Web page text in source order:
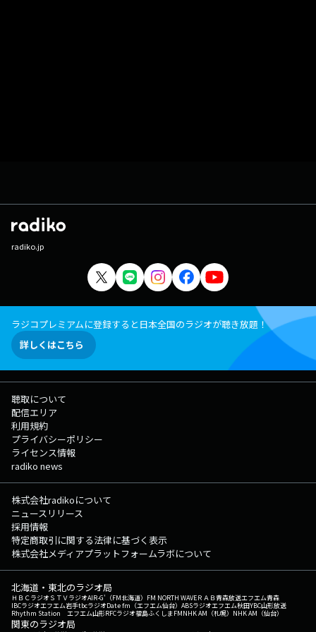
radiko.jp
ラジコプレミアムに登録すると日本全国のラジオが聴き放題！
詳しくはこちら
聴取について
配信エリア
利用規約
プライバシーポリシー
ライセンス情報
radiko news
株式会社radikoについて
ニュースリリース
採用情報
特定商取引に関する法律に基づく表示
株式会社メディアプラットフォームラボについて
北海道・東北のラジオ局
ＨＢＣラジオＳＴＶラジオAIR-G'（FM北海道） FM NORTH WAVEＲＡＢ青森放送エフエム青森
IBCラジオエフエム岩手tbcラジオDate fm（エフエム仙台） ABSラジオエフエム秋田YBC山形放送
Rhythm Station エフエム山形RFCラジオ福島ふくしまFMNHK AM（札幌） NHK AM（仙台）
関東のラジオ局